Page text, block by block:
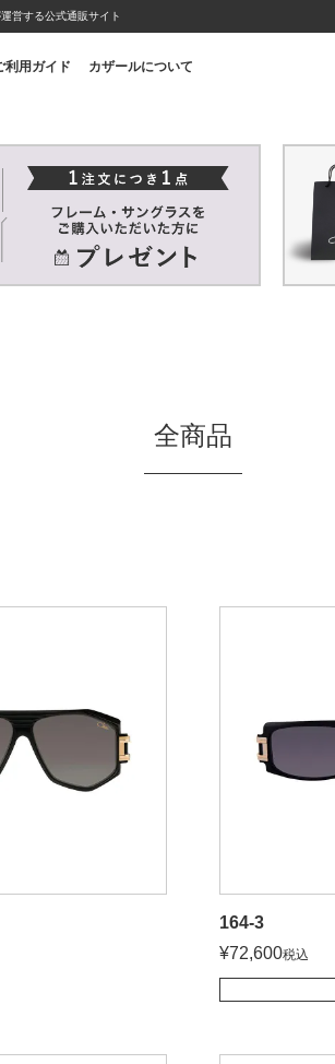
営する公式通販サイト
利用ガイド カザールについて
全商品
164-3
¥72,600税込